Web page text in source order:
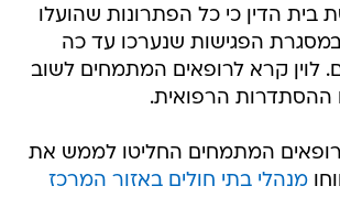
בית הדין כי כל הפתרונות שהועלו
הפגישות שנערכו עד כה
לוין קרא לרופאים המתמחים לשוב
ההסתדרות הרפואית.
המתמחים החליטו לממש את
מנהלי בתי חולים באזור המרכז